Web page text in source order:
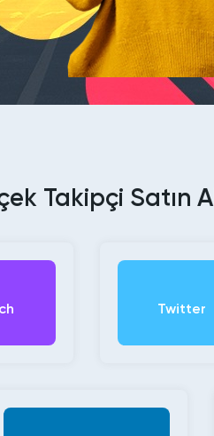
Takipçi Satın Al
Twitter